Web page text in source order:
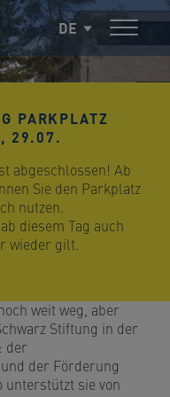
DE
PARKPLATZ
29.07.
abgeschlossen! Ab
Sie den Parkplatz
nutzen.
diesem Tag auch
wieder gilt.
– in Heilbronn ist
weit weg, aber
Stiftung in der
der
der Förderung
unterstützt sie von